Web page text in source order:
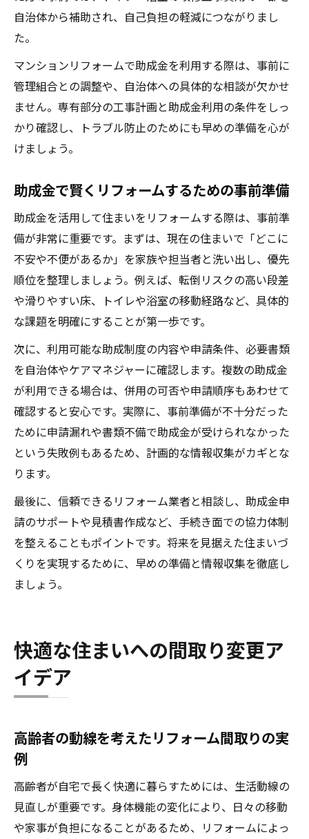
自治体から補助され、自己負担の軽減につながりまし
た。
マンションリフォームで助成金を利用する際は、事前に
管理組合との調整や、自治体への具体的な相談が欠かせ
ません。専有部分の工事計画と助成金利用の条件をしっ
かり確認し、トラブル防止のためにも早めの準備を心が
けましょう。
助成金で賢くリフォームするための事前準備
助成金を活用して住まいをリフォームする際は、事前準
備が非常に重要です。まずは、現在の住まいで「どこに
不安や不便があるか」を家族や担当者と洗い出し、優先
順位を整理しましょう。例えば、転倒リスクの高い段差
や滑りやすい床、トイレや浴室の移動経路など、具体的
な課題を明確にすることが第一歩です。
次に、利用可能な助成制度の内容や申請条件、必要書類
を自治体やケアマネジャーに確認します。複数の助成金
が利用できる場合は、併用の可否や申請順序もあわせて
確認すると安心です。実際に、事前準備が不十分だった
ために申請漏れや書類不備で助成金が受けられなかった
という失敗例もあるため、計画的な情報収集がカギとな
ります。
最後に、信頼できるリフォーム業者と相談し、助成金申
請のサポートや見積書作成など、手続き面での協力体制
を整えることもポイントです。将来を見据えた住まいづ
くりを実現するために、早めの準備と情報収集を徹底し
ましょう。
快適な住まいへの間取り変更ア
イデア
高齢者の動線を考えたリフォーム間取りの実
例
高齢者が自宅で長く快適に暮らすためには、生活動線の
見直しが重要です。身体機能の変化により、日々の移動
や家事が負担になることがあるため、リフォームによっ